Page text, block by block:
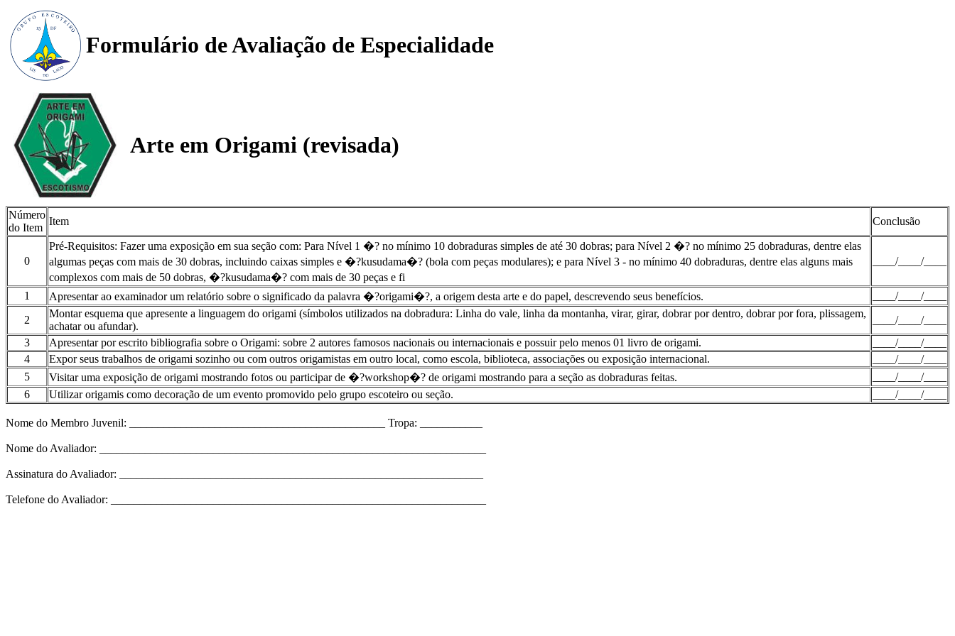
Formulário de Avaliação de Especialidade
Arte em Origami (revisada)
Número
do Item
Item Conclusão
0
Pré-Requisitos: Fazer uma exposição em sua seção com: Para Nível 1 �? no mínimo 10 dobraduras simples de até 30 dobras; para Nível 2 �? no mínimo 25 dobraduras, dentre elas
algumas peças com mais de 30 dobras, incluindo caixas simples e �?kusudama�? (bola com peças modulares); e para Nível 3 - no mínimo 40 dobraduras, dentre elas alguns mais
complexos com mais de 50 dobras, �?kusudama�? com mais de 30 peças e fi
____/____/____
1 Apresentar ao examinador um relatório sobre o significado da palavra �?origami�?, a origem desta arte e do papel, descrevendo seus benefícios.
____/____/____
2
Montar esquema que apresente a linguagem do origami (símbolos utilizados na dobradura: Linha do vale, linha da montanha, virar, girar, dobrar por dentro, dobrar por fora, plissagem,
achatar ou afundar).
____/____/____
3
Apresentar por escrito bibliografia sobre o Origami: sobre 2 autores famosos nacionais ou internacionais e possuir pelo menos 01 livro de origami.
____/____/____
4
Expor seus trabalhos de origami sozinho ou com outros origamistas em outro local, como escola, biblioteca, associações ou exposição internacional.
____/____/____
5
Visitar uma exposição de origami mostrando fotos ou participar de �?workshop�? de origami mostrando para a seção as dobraduras feitas.
____/____/____
6
Utilizar origamis como decoração de um evento promovido pelo grupo escoteiro ou seção. ____/____/____
Nome do Membro Juvenil: _____________________________________________ Tropa: ___________
Nome do Avaliador: ____________________________________________________________________
Assinatura do Avaliador: ________________________________________________________________
Telefone do Avaliador: __________________________________________________________________